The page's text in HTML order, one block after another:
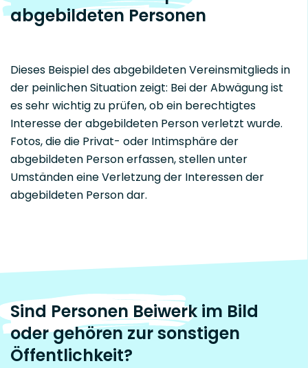
abgebildeten Personen
Dieses Beispiel des abgebildeten Vereinsmitglieds in
der peinlichen Situation zeigt: Bei der Abwägung ist
es sehr wichtig zu prüfen, ob ein berechtigtes
Interesse der abgebildeten Person verletzt wurde.
Fotos, die die Privat- oder Intimsphäre der
abgebildeten Person erfassen, stellen unter
Umständen eine Verletzung der Interessen der
abgebildeten Person dar.
Sind Personen Beiwerk im Bild
oder gehören zur sonstigen
Öffentlichkeit?